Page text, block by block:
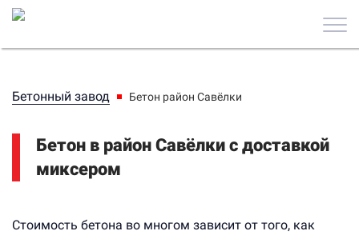
Бетонный завод Бетон район Савёлки
Бетон в район Савёлки с доставкой
миксером
Стоимость бетона во многом зависит от того, как